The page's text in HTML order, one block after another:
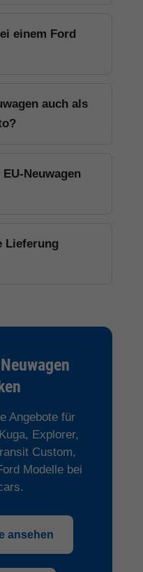
einem Ford
auch als
Neuwagen
Lieferung
Angebote für
Explorer,
Custom,
Modelle bei
ansehen